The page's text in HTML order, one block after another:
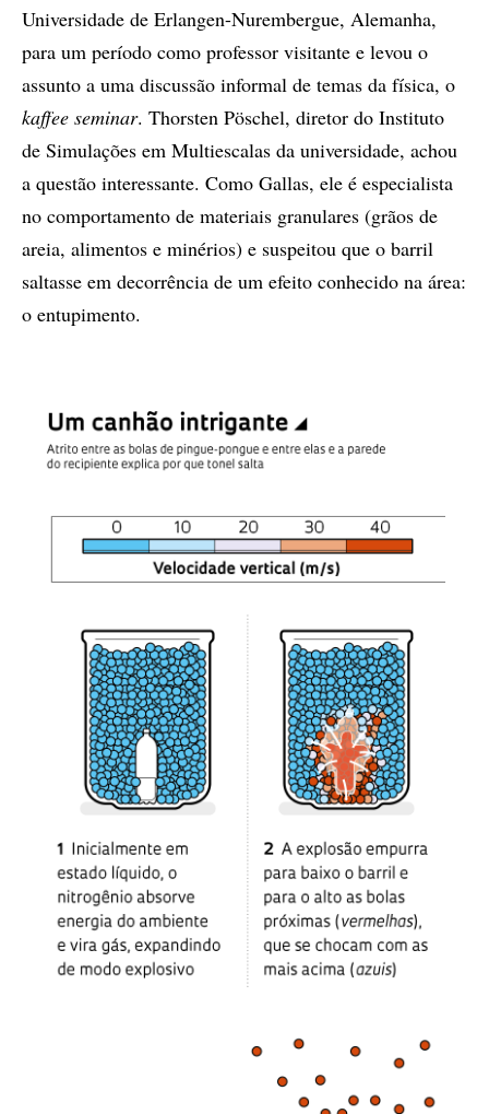
Universidade de Erlangen-Nurembergue, Alemanha,
para um período como professor visitante e levou o
assunto a uma discussão informal de temas da física, o
kaffee seminar. Thorsten Pöschel, diretor do Instituto
de Simulações em Multiescalas da universidade, achou
a questão interessante. Como Gallas, ele é especialista
no comportamento de materiais granulares (grãos de
areia, alimentos e minérios) e suspeitou que o barril
saltasse em decorrência de um efeito conhecido na área:
o entupimento.